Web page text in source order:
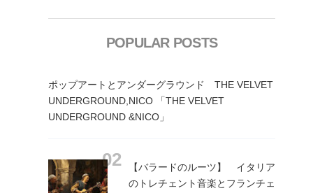
POPULAR POSTS
ポップアートとアンダーグラウンド THE VELVET
UNDERGROUND,NICO 「THE VELVET
UNDERGROUND &NICO」
【バラードのルーツ】 イタリア
のトレチェント音楽とフランチェ